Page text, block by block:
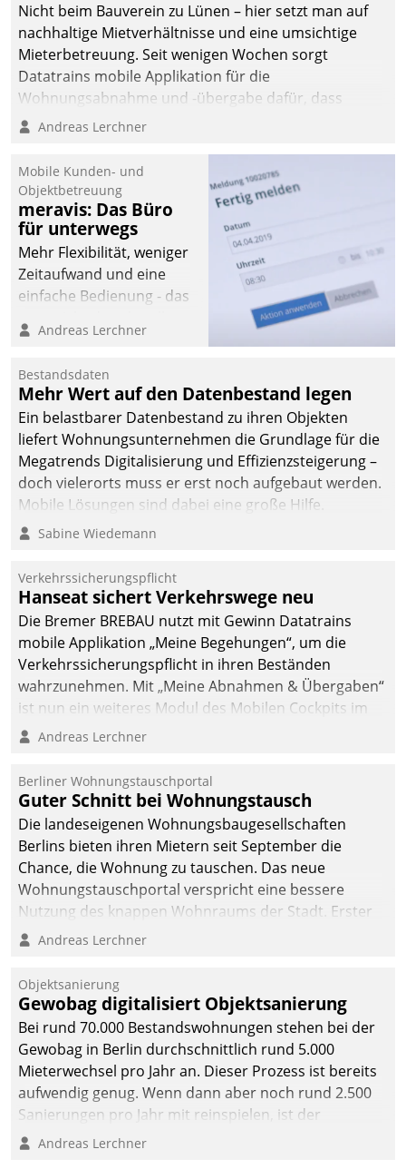
Nicht beim Bauverein zu Lünen – hier setzt man auf
nachhaltige Mietverhältnisse und eine umsichtige
Mieterbetreuung. Seit wenigen Wochen sorgt
Datatrains mobile Applikation für die
Wohnungsabnahme und -übergabe dafür, dass
Mieter wohlgeordnet kommen und, so es sein muss,
Andreas Lerchner
Mobile Kunden- und
Objektbetreuung
meravis: Das Büro
für unterwegs
Mehr Flexibilität, weniger
Zeitaufwand und eine
einfache Bedienung - das
Cockpit für mobile
Datatrain. Die meravis
Wohnungsbau- und
Immobilien GmbH hat
sich dabei für den Betrieb
der Lösung über die SAP
Cloud Platform
entschieden - als erstes
Unternehmen am
Andreas Lerchner
Bestandsdaten
Mehr Wert auf den Datenbestand legen
Ein belastbarer Datenbestand zu ihren Objekten
liefert Wohnungsunternehmen die Grundlage für die
Megatrends Digitalisierung und Effizienzsteigerung –
doch vielerorts muss er erst noch aufgebaut werden.
Mobile Lösungen sind dabei eine große Hilfe.
Sabine Wiedemann
Verkehrssicherungspflicht
Hanseat sichert Verkehrswege neu
Die Bremer BREBAU nutzt mit Gewinn Datatrains
mobile Applikation „Meine Begehungen“, um die
Verkehrssicherungspflicht in ihren Beständen
wahrzunehmen. Mit „Meine Abnahmen & Übergaben“
ist nun ein weiteres Modul des Mobilen Cockpits im
Einsatz.
Andreas Lerchner
Berliner Wohnungstauschportal
Guter Schnitt bei Wohnungstausch
Die landeseigenen Wohnungsbaugesellschaften
Berlins bieten ihren Mietern seit September die
Chance, die Wohnung zu tauschen. Das neue
Wohnungstauschportal verspricht eine bessere
Nutzung des knappen Wohnraums der Stadt. Erster
Anwendungsfall für Datatrains Lösung API-Hub mit
Unternehmen.
Andreas Lerchner
Objektsanierung
Gewobag digitalisiert Objektsanierung
Bei rund 70.000 Bestandswohnungen stehen bei der
Gewobag in Berlin durchschnittlich rund 5.000
Mieterwechsel pro Jahr an. Dieser Prozess ist bereits
aufwendig genug. Wenn dann aber noch rund 2.500
Sanierungen pro Jahr mit reinspielen, ist der
Betreuungs- und Organisationsaufwand immens. Im
Andreas Lerchner